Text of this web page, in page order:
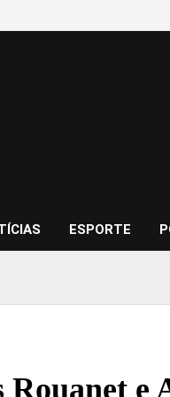
ESPORTE
Rouanet